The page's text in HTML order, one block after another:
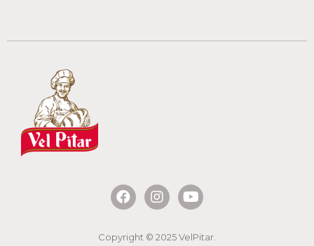
Copyright © 2025 VelPitar.